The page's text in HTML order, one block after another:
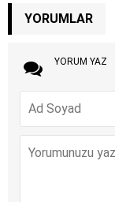
YORUMLAR
YORUM YAZ